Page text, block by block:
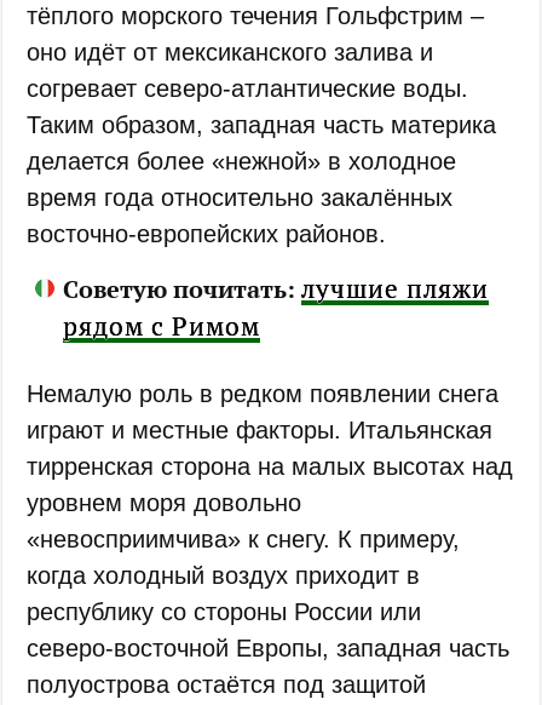
тёплого морского течения Гольфстрим –
оно идёт от мексиканского залива и
согревает северо-атлантические воды.
Таким образом, западная часть материка
делается более «нежной» в холодное
время года относительно закалённых
восточно-европейских районов.
Советую почитать: лучшие пляжи
рядом с Римом
Немалую роль в редком появлении снега
играют и местные факторы. Итальянская
тирренская сторона на малых высотах над
уровнем моря довольно
«невосприимчива» к снегу. К примеру,
когда холодный воздух приходит в
республику со стороны России или
северо-восточной Европы, западная часть
полуострова остаётся под защитой